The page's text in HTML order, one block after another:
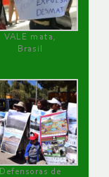
VALE mata,
Brasil
Defensoras de